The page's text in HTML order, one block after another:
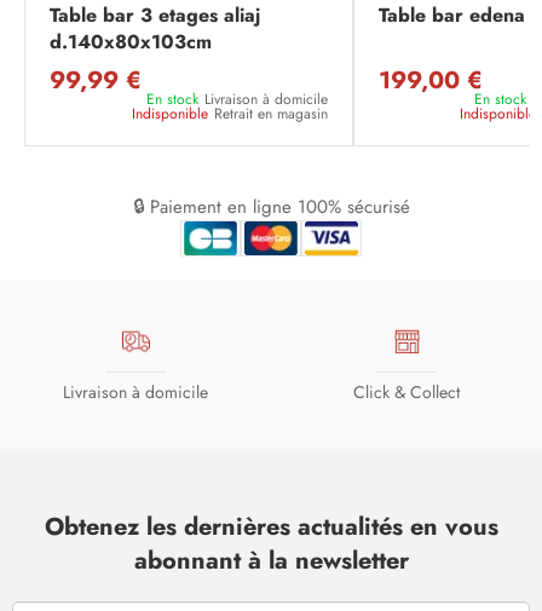
Table bar 3 etages aliaj
d.140x80x103cm
99,99 €
En stock Livraison à domicile
Indisponible Retrait en magasin
Table bar edena
199,00 €
En stock
Indisponible
🔒 Paiement en ligne 100% sécurisé
Livraison à domicile Click & Collect
Obtenez les dernières actualités en vous
abonnant à la newsletter